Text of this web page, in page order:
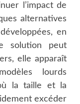
l’impact de
alternatives
en
solution peut
elle apparaît
lourds
la taille et la
excéder